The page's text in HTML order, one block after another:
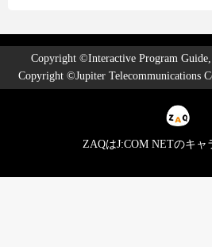
Copyright ©Interactive Program Guide,
Copyright ©Jupiter Telecommunications
ZAQはJ:COM NETのキャ